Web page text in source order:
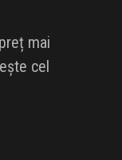
mai
cel